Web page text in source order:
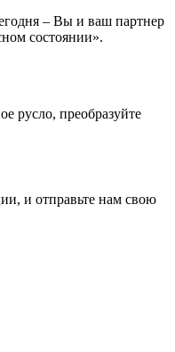
– Вы и ваш партнер
состоянии».
русло, преобразуйте
и отправьте нам свою